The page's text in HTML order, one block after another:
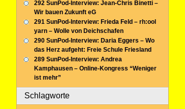
292 SunPod-Interview: Jean-Chris Binetti –
Wir bauen Zukunft eG
291 SunPod-Interview: Frieda Feld – rh:ool
yarn – Wolle von Deichschafen
290 SunPod-Interview: Daria Eggers – Wo
das Herz aufgeht: Freie Schule Friesland
289 SunPod-Interview: Andrea
Kamphausen – Online-Kongress “Weniger
ist mehr”
Schlagworte